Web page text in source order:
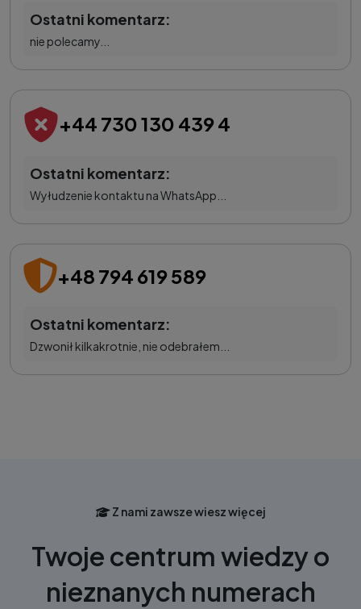
Ostatni komentarz:
nie polecamy...
+44 730 130 439 4
Ostatni komentarz:
Wyłudzenie kontaktu na WhatsApp...
+48 794 619 589
Ostatni komentarz:
Dzwonił kilkakrotnie, nie odebrałem...
Z nami zawsze wiesz więcej
Twoje centrum wiedzy o
nieznanych numerach